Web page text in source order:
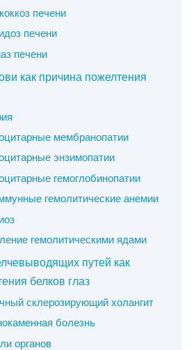
печени
печени
печени
как причина пожелтения
мембранопатии
энзимопатии
гемоглобинопатии
гемолитические анемии
гемолитическими ядами
путей как
белков глаз
склерозирующий холангит
болезнь
органов